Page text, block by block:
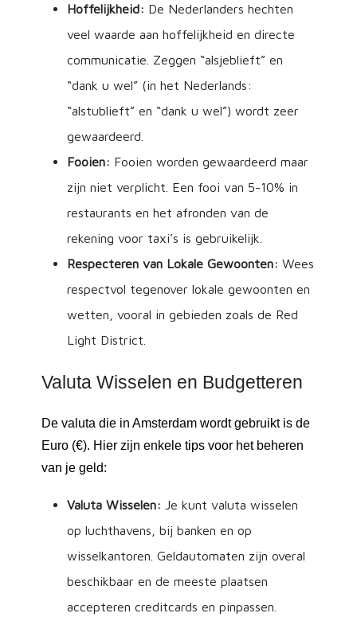
Hoffelijkheid: De Nederlanders hechten
veel waarde aan hoffelijkheid en directe
communicatie. Zeggen “alsjeblieft” en
“dank u wel” (in het Nederlands:
“alstublieft” en “dank u wel”) wordt zeer
gewaardeerd.
Fooien: Fooien worden gewaardeerd maar
zijn niet verplicht. Een fooi van 5-10% in
restaurants en het afronden van de
rekening voor taxi’s is gebruikelijk.
Respecteren van Lokale Gewoonten: Wees
respectvol tegenover lokale gewoonten en
wetten, vooral in gebieden zoals de Red
Light District.
Valuta Wisselen en Budgetteren
De valuta die in Amsterdam wordt gebruikt is de
Euro (€). Hier zijn enkele tips voor het beheren
van je geld:
Valuta Wisselen: Je kunt valuta wisselen
op luchthavens, bij banken en op
wisselkantoren. Geldautomaten zijn overal
beschikbaar en de meeste plaatsen
accepteren creditcards en pinpassen.